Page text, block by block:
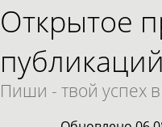
Открытое
публикаций
Пиши - твой успех в